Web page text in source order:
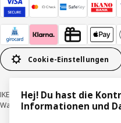
Cookie-Einstellungen
IKEA Deutschland GmbH & Co. KG -
Wallau © Inter IKEA Systems B.V.
Hej! Du hast die
Informationen und